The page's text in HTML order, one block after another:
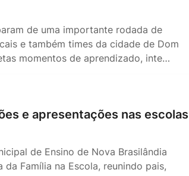
de uma importante rodada de
e também times da cidade de Dom
momentos de aprendizado, inte…
e apresentações nas escolas
de Ensino de Nova Brasilândia
Família na Escola, reunindo pais,